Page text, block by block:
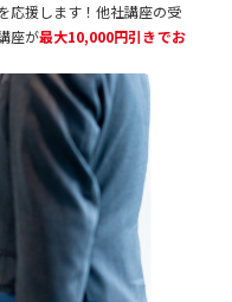
応援します！他社講座の受
座が最大10,000円引きでお